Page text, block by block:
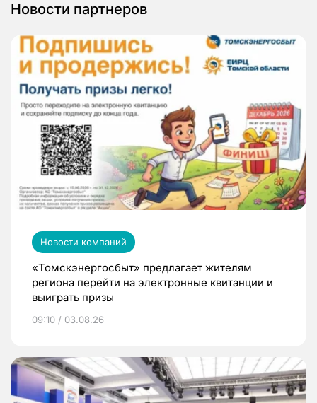
Новости партнеров
Новости компаний
«Томскэнергосбыт» предлагает жителям
региона перейти на электронные квитанции и
выиграть призы
09:10 / 03.08.26